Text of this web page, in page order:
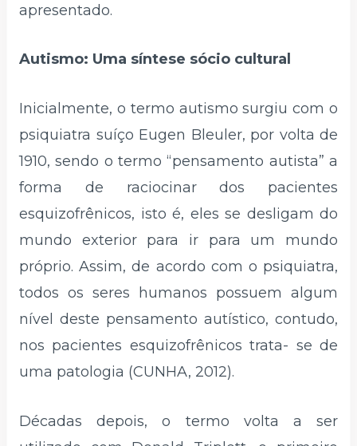
apresentado.
Autismo: Uma síntese sócio cultural
Inicialmente, o termo autismo surgiu com o
psiquiatra suíço Eugen Bleuler, por volta de
1910, sendo o termo “pensamento autista” a
forma de raciocinar dos pacientes
esquizofrênicos, isto é, eles se desligam do
mundo exterior para ir para um mundo
próprio. Assim, de acordo com o psiquiatra,
todos os seres humanos possuem algum
nível deste pensamento autístico, contudo,
nos pacientes esquizofrênicos trata- se de
uma patologia (CUNHA, 2012).
Décadas depois, o termo volta a ser